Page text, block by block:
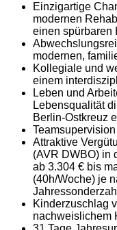
Einzigartige
modernen
einen spürbaren
modernen,
Kollegiale und
einem
Leben und
Lebensqualität
Berlin-Ostkreuz
Teamsupervision
Attraktive
(AVR DWBO) in
ab 3.304 € bis
(40h/Woche) je
Kinderzuschlag
nachweislichem